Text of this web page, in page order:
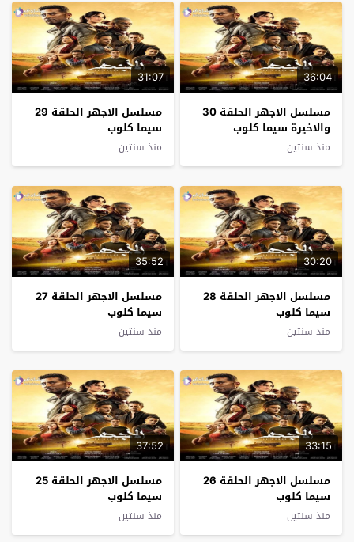
36:04
مسلسل الاجهر الحلقة 30
والاخيرة سيما كلوب
منذ سنتين
31:07
مسلسل الاجهر الحلقة 29
سيما كلوب
منذ سنتين
30:20
مسلسل الاجهر الحلقة 28
سيما كلوب
منذ سنتين
35:52
مسلسل الاجهر الحلقة 27
سيما كلوب
منذ سنتين
33:15
مسلسل الاجهر الحلقة 26
سيما كلوب
منذ سنتين
37:52
مسلسل الاجهر الحلقة 25
سيما كلوب
منذ سنتين